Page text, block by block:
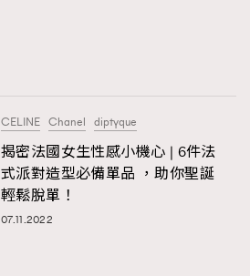
CELINE Chanel diptyque
揭密法國女生性感小機心 | 6件法
式派對造型必備單品 ，助你聖誕
輕鬆脫單！
07.11.2022